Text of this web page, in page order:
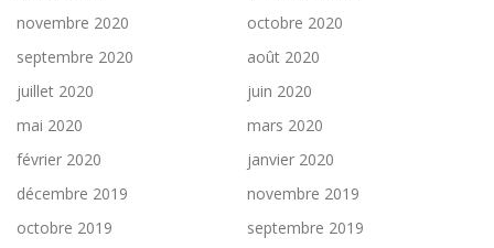
novembre 2020
octobre 2020
septembre 2020
août 2020
juillet 2020
juin 2020
mai 2020
mars 2020
février 2020
janvier 2020
décembre 2019
novembre 2019
octobre 2019
septembre 2019